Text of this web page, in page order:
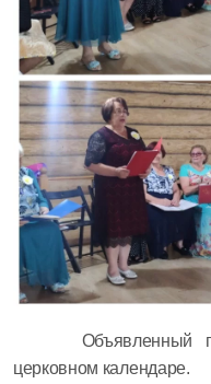
Объявленный
церковном календаре.